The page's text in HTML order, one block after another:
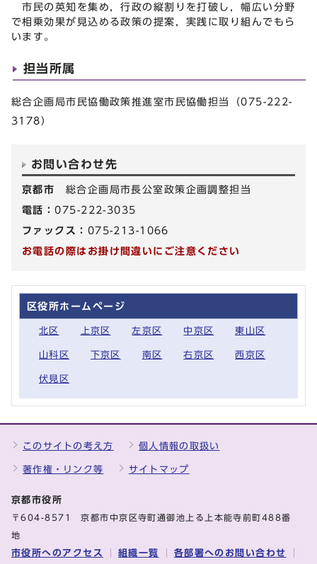
市民の英知を集め，行政の縦割りを打破し，幅広い分野
で相乗効果が見込める政策の提案，実践に取り組んでもら
います。
担当所属
総合企画局市民協働政策推進室市民協働担当（075-222-
3178）
お問い合わせ先
京都市 総合企画局市長公室政策企画調整担当
電話：075-222-3035
ファックス： 075-213-1066
お電話の際はお掛け間違いにご注意ください
区役所ホームページ
北区 上京区 左京区 中京区 東山区
山科区 下京区 南区 右京区 西京区
伏見区
このサイトの考え方 個人情報の取扱い
著作権・リンク等 サイトマップ
京都市役所
〒604-8571 京都市中京区寺町通御池上る上本能寺前町488番
地
市役所へのアクセス 組織一覧 各部署へのお問い合わせ